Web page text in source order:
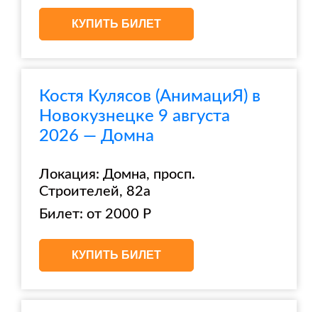
КУПИТЬ БИЛЕТ
Костя Кулясов (АнимациЯ) в
Новокузнецке 9 августа
2026 — Домна
Локация: Домна, просп.
Строителей, 82а
Билет: от 2000 Р
КУПИТЬ БИЛЕТ